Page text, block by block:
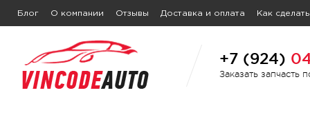
Блог О компании Отзывы Доставка и оплата Как
+7 (924)
Заказать запчасть